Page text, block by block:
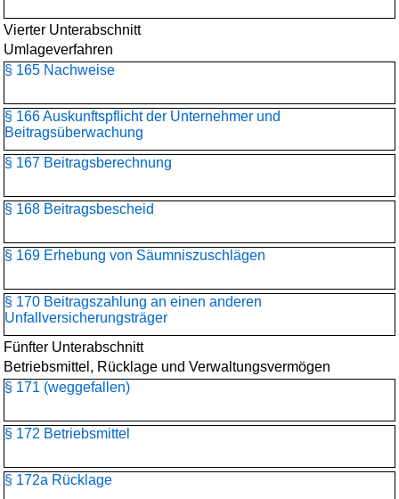
Vierter Unterabschnitt
Umlageverfahren
§ 165 Nachweise
§ 166 Auskunftspflicht der Unternehmer und
Beitragsüberwachung
§ 167 Beitragsberechnung
§ 168 Beitragsbescheid
§ 169 Erhebung von Säumniszuschlägen
§ 170 Beitragszahlung an einen anderen
Unfallversicherungsträger
Fünfter Unterabschnitt
Betriebsmittel, Rücklage und Verwaltungsvermögen
§ 171 (weggefallen)
§ 172 Betriebsmittel
§ 172a Rücklage